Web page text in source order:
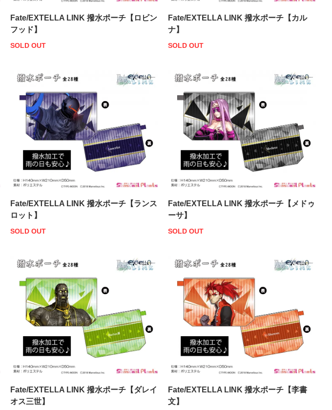
Fate/EXTELLA LINK 撥水ポーチ【ロビン
フッド】
SOLD OUT
Fate/EXTELLA LINK 撥水ポーチ【カル
ナ】
SOLD OUT
Fate/EXTELLA LINK 撥水ポーチ【ランス
ロット】
SOLD OUT
Fate/EXTELLA LINK 撥水ポーチ【メドゥ
ーサ】
SOLD OUT
Fate/EXTELLA LINK 撥水ポーチ【ダレイ
オス三世】
Fate/EXTELLA LINK 撥水ポーチ【李書
文】